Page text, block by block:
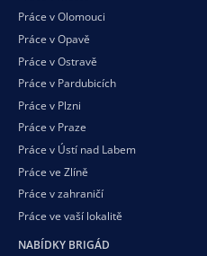
Práce v Olomouci
Práce v Opavě
Práce v Ostravě
Práce v Pardubicích
Práce v Plzni
Práce v Praze
Práce v Ústí nad Labem
Práce ve Zlíně
Práce v zahraničí
Práce ve vaší lokalitě
NABÍDKY BRIGÁD